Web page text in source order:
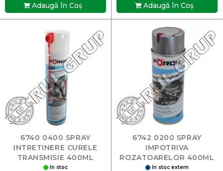
Adaugă în Coş Adaugă în Coş
6740 0400 SPRAY
INTRETINERE CURELE
TRANSMISIE 400ML
In stoc
6742 0200 SPRAY
IMPOTRIVA
ROZATOARELOR 400ML
In stoc extern